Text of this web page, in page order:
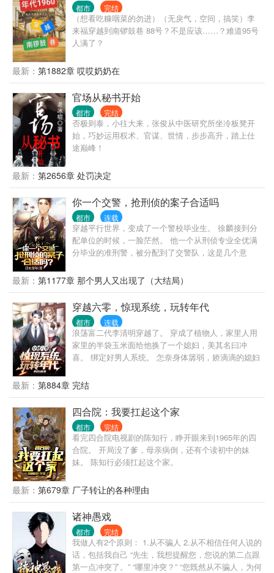
都市 完结
（想看吃糠咽菜的勿进）（无戾气，空间，搞笑）李
来福穿越到南锣鼓巷 88号？不是应该……？难道95号
人满了？
最新： 第1882章 哎哎奶奶在
官场从秘书开始
都市 完结
否极则泰，小往大来，张俊从中医研究所坐冷板凳开
始，巧妙运用权术、官谋、世情，步步高升，踏上仕
途巅峰！
最新： 第2656章 处罚决定
你一个交警，抢刑侦的案子合适吗
都市 连载
穿越平行世界，变成了一个警校毕业生。 徐麟接到分
配单位的时候，一脸茫然。 他一个从刑侦专业全优满
分毕业的准刑警，被分配到了交警队，这是几个意
刑侦的活儿的。 上班第一天，连抓7个惯偷，1个绑架
杀人犯。 第二天，抓捕一个B通。 第三天，挖出了隐
藏10年的惊天大案主犯。 第四天…… 交警大队队
长：“祖宗，咱是交警，你咋天天往刑侦那边送人？”
局长：“谁？谁让徐麟去交警队的，给老子站出来。彻
查，一撸到底！” 罪犯之中流传着一个传说，“哪里都
能去，江云市除外。去了，必被抓！”
最新： 第1177章 那个男人又出现了（大结局）
穿越六零，惊现系统，玩转年代
都市 连载
浪荡富二代李清明穿越了。 穿成了植物人，家里人用
家里的半袋玉米面给他换了一个媳妇，美其名曰冲
喜。 绑定好男人系统。 怎奈身体孱弱，娇滴滴的媳妇
最新： 第884章 完结
四合院：我要扛起这个家
都市 完结
看完四合院电视剧的陈知行，睁开眼来到1965年的四
合院。 开局没了爹，母亲病倒，还有个读初中的妹
妹。 陈知行必须扛起这个家。
最新： 第679章 厂子转让的各种理由
诸神愚戏
都市 完结
我做人有2个原则： 1.从不骗人 2.从不相信任何人说的
话，包括我自己 “先生，我想提醒您，您说的第二点跟
第一点冲突了。” “哪里冲突？” “您既然从不骗人，为何